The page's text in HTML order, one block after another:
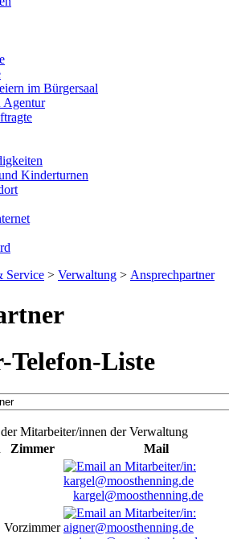
im Bürgersaal
Agentur
Kinderturnen
Service > Verwaltung > Ansprechpartner
Liste
Mitarbeiter/innen der Verwaltung
Zimmer
Mail
kargel@moosthenning.de
Vorzimmer